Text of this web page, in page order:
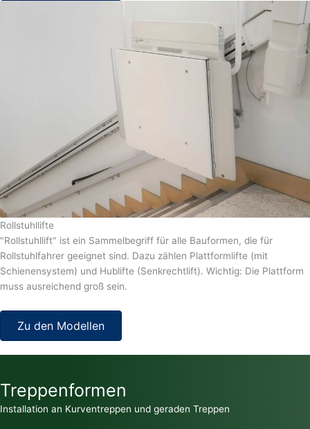
Rollstuhllifte
"Rollstuhllift" ist ein Sammelbegriff für alle Bauformen, die für
Rollstuhlfahrer geeignet sind. Dazu zählen Plattformlifte (mit
Schienensystem) und Hublifte (Senkrechtlift). Wichtig: Die Plattform
muss ausreichend groß sein.
Zu den Modellen
Treppenformen
Installation an Kurventreppen und geraden Treppen